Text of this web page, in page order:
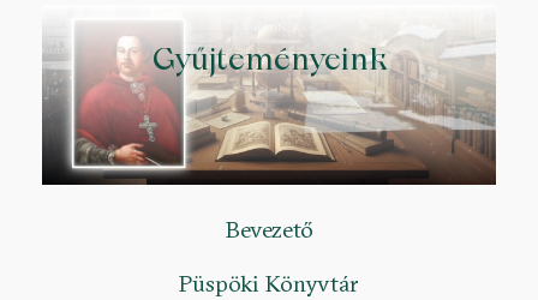
Gyűjteményeink
Bevezető
Püspöki Könyvtár